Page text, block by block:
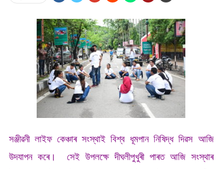
সঞ্জীৱনী লাইফ কেঞ্চাৰ সংস্থাই বিশ্ব ধূমপান নিষিদ্ধ দিৱস আজি
উদযাপন কৰে। সেই উপলক্ষে দীঘলীপুখুৰী পাৰত আজি সংস্থাৰ